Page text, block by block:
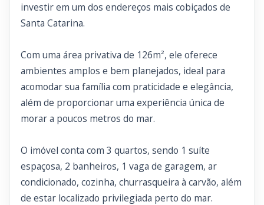
investir em um dos endereços mais cobiçados de
Santa Catarina.
Com uma área privativa de 126m², ele oferece
ambientes amplos e bem planejados, ideal para
acomodar sua família com praticidade e elegância,
além de proporcionar uma experiência única de
morar a poucos metros do mar.
O imóvel conta com 3 quartos, sendo 1 suíte
espaçosa, 2 banheiros, 1 vaga de garagem, ar
condicionado, cozinha, churrasqueira à carvão, além
de estar localizado privilegiada perto do mar.